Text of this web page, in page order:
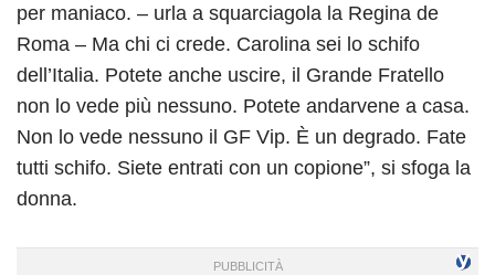
per maniaco. – urla a squarciagola la Regina de
Roma – Ma chi ci crede. Carolina sei lo schifo
dell’Italia. Potete anche uscire, il Grande Fratello
non lo vede più nessuno. Potete andarvene a casa.
Non lo vede nessuno il GF Vip. È un degrado. Fate
tutti schifo. Siete entrati con un copione”, si sfoga la
donna.